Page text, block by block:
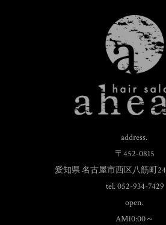
address.
〒452-0815
愛知県 名古屋市西区八筋町
tel. 052-934-7429
open.
AM10:00～